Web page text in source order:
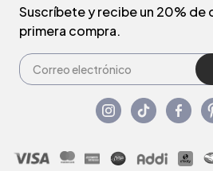
Suscríbete y recibe un 20% de
primera compra.